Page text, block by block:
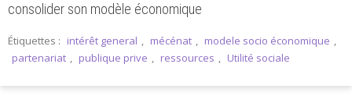
consolider son modèle économique
Étiquettes : intérêt general , mécénat , modele socio économique ,
partenariat , publique prive , ressources , Utilité sociale